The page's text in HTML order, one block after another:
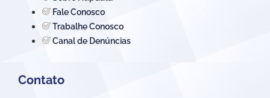
Fale Conosco
Trabalhe Conosco
Canal de Denúncias
Contato